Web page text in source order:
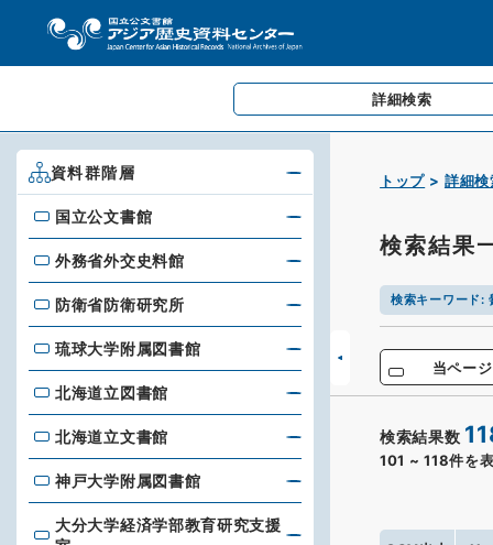
詳細検索
トップ 詳細検
検索結果
検索キーワード:
当ペー
検索結果数
101 ~ 118件を
資料群階層
国立公文書館
国立公文書館
外務省外交史料館
外務省外交史料館
防衛省防衛研究所
防衛省防衛研究所
琉球大学附属図書館
琉球大学附属図書館
北海道立図書館
北海道立図書館
北海道立文書館
北海道立文書館
神戸大学附属図書館
神戸大学附属図書館
大分大学経済学部教育研究支援室
大分大学経済学部教育研究支援